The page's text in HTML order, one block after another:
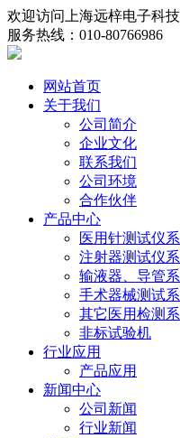
欢迎访问上海远梓电子科
服务热线：010-80766986
网站首页
关于我们
公司简介
企业文化
联系我们
公司环境
合作伙伴
产品中心
医用针测试仪系
注射器测试仪系
输液器、导管系
手术器械测试系
其它医用检测系
非标试验机
行业应用
产品应用
新闻中心
公司新闻
行业新闻